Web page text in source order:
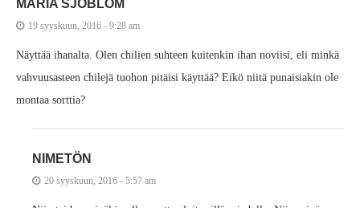
MARIA SJÖBLOM
19 syyskuun, 2016 - 9:28 am
Näyttää ihanalta. Olen chilien suhteen kuitenkin ihan noviisi, eli minkä
vahvuusasteen chilejä tuohon pitäisi käyttää? Eikö niitä punaisiakin ole
montaa sorttia?
NIMETÖN
20 syyskuun, 2016 - 5:57 am